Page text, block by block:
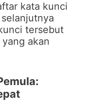
kata kunci
tersebut
akan